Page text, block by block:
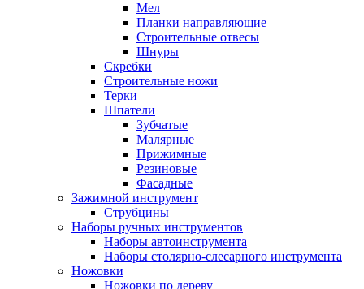
Мел
Планки направляющие
Строительные отвесы
Шнуры
Скребки
Строительные ножи
Терки
Шпатели
Зубчатые
Малярные
Прижимные
Резиновые
Фасадные
Зажимной инструмент
Струбцины
Наборы ручных инструментов
Наборы автоинструмента
Наборы столярно-слесарного инструмента
Ножовки
Ножовки по дереву